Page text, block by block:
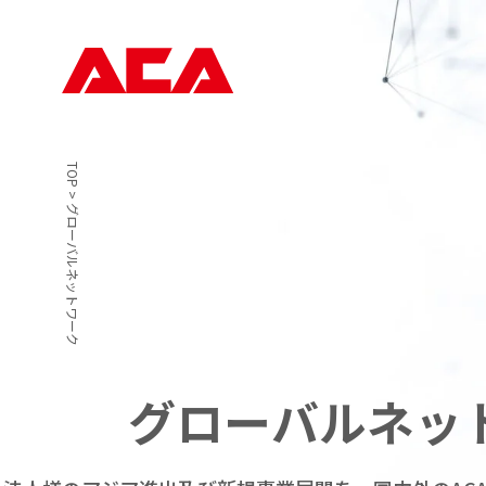
TOP
>
グローバルネットワーク
グローバルネッ